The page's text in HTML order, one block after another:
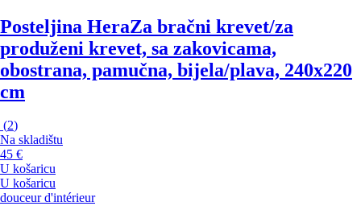
Posteljina HeraZa bračni krevet/za
produženi krevet, sa zakovicama,
obostrana, pamučna, bijela/plava, 240x220
cm
(2)
Na skladištu
45 €
U košaricu
U košaricu
douceur d'intérieur